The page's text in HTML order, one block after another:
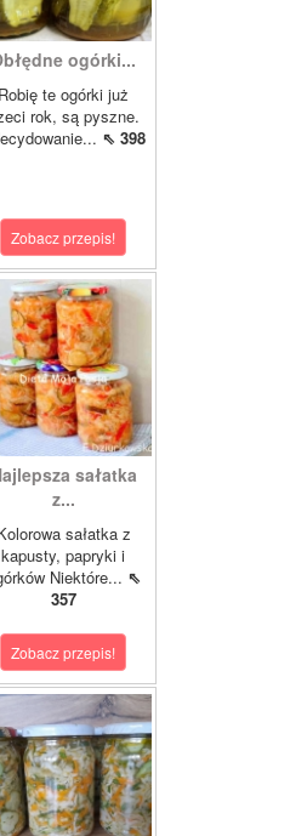
ogórki...
Robię te ogórki już
rok, są pyszne.
⇖ 398
Zobacz przepis!
sałatka
z...
sałatka z
kapusty, papryki i
Niektóre... ⇖
357
Zobacz przepis!